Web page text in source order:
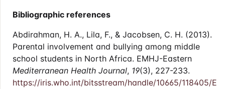
Bibliographic references
Abdirahman, H. A., Lila, F., & Jacobsen, C. H. (2013).
Parental involvement and bullying among middle
school students in North Africa. EMHJ-Eastern
Mediterranean Health Journal, 19(3), 227-233.
https://iris.who.int/bitsstream/handle/10665/118405/E